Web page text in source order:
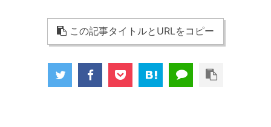
この記事タイトルとURLをコピー